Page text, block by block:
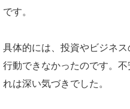
です。
具体的には、投資やビジネ
行動できなかったのです。
れは深い気づきでした。